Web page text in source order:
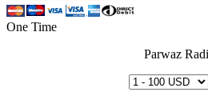
One Time
Parwaz